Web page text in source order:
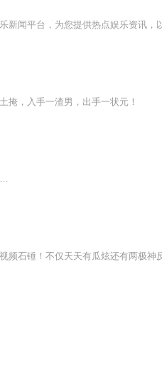
掩，入手一渣男，出手一状元！